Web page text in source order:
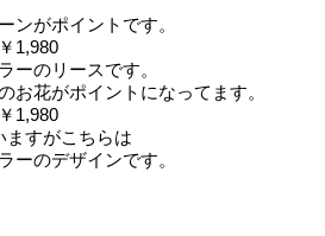
ンがポイントです。
1,980
ーのリースです。
お花がポイントになってます。
1,980
ますがこちらは
ーのデザインです。